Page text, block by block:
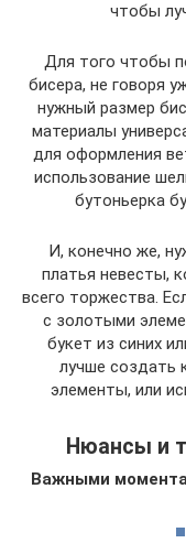
чтобы
Для того чтобы
бисера, не говоря
нужный размер
материалы
для оформления
использование
бутоньерка
И, конечно же,
платья невесты,
всего торжества.
с золотыми
букет из синих
лучше создать
элементы, или
Нюансы и
Важными